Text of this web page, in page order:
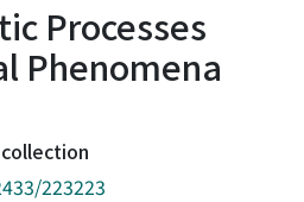
Processes
Phenomena
223223